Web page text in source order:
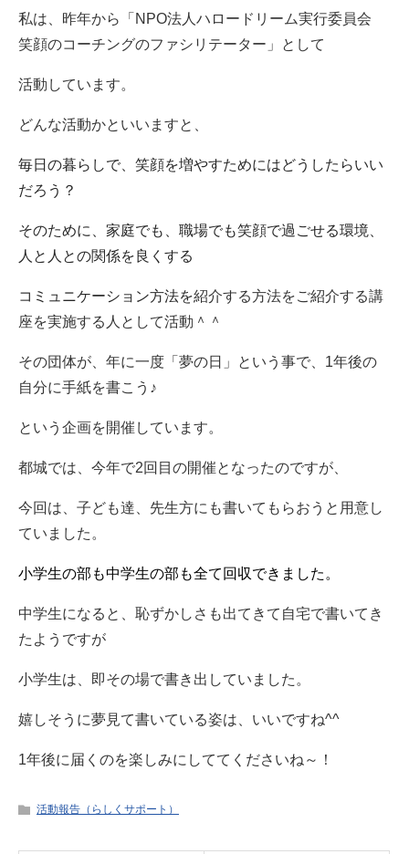
私は、昨年から「NPO法人ハロードリーム実行委員会
笑顔のコーチングのファシリテーター」として
活動しています。
どんな活動かといいますと、
毎日の暮らしで、笑顔を増やすためにはどうしたらいい
だろう？
そのために、 家庭でも、職場でも笑顔で過ごせる環境、
人と人との関係を良くする
コミュニケーション方法を紹介する方法をご紹介する講
座を実施する人として活動＾＾
その団体が、年に一度「夢の日」という事で、1年後の
自分に手紙を書こう♪
という企画を開催しています。
都城では、今年で2回目の開催となったのですが、
今回は、子ども達、先生方にも書いてもらおうと用意し
ていました。
小学生の部も中学生の部も全て回収できました。
中学生になると、恥ずかしさも出てきて自宅で書いてき
たようですが
小学生は、即その場で書き出していました。
嬉しそうに夢見て書いている姿は、いいですね^^
1年後に届くのを楽しみにしててくださいね～！
活動報告（らしくサポート）